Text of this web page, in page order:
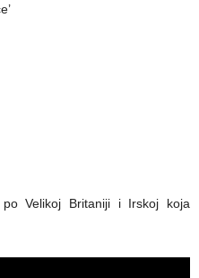
Velikoj Britaniji i Irskoj koja